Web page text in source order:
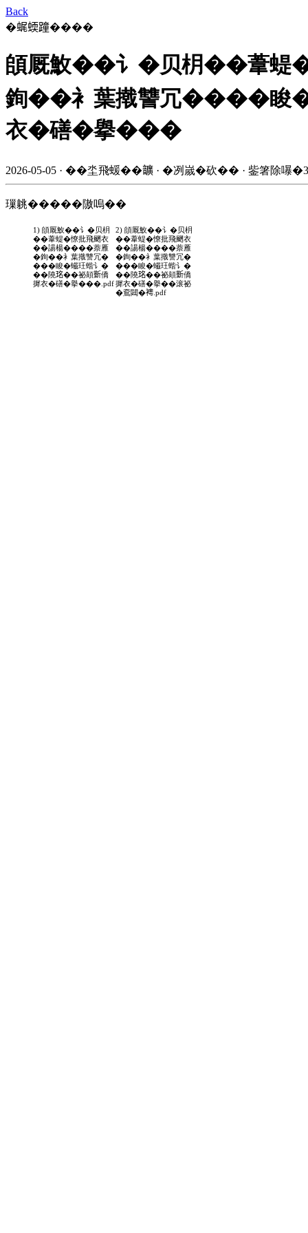
Back
�𧋦蝡蹱����
頧厩䰻��讠�贝枂��葦
銁��衤葉撠讐冗����睃
衣�磰�擧���
2026-05-05 · ��坔飛蝯��𩑈 · �冽嵗�砍�� · 鈭箸除嚗
璅䠷�����隞嗚��
1) 頧厩䰻��讠�贝枂
��葦蝭�憭批飛颲衣
��諹楊����萘雁
�銁��衤葉撠讐冗�
���睃�蠘玨蝔讠�
��隢𤥁��祕頦𣂼僑
摨衣�磰�擧���.pdf
2) 頧厩䰻��讠�贝枂
��葦蝭�憭批飛颲衣
��諹楊����萘雁
�銁��衤葉撠讐冗�
���睃�蠘玨蝔讠�
��隢𤥁��祕頦𣂼僑
摨衣�磰�擧��滚祕
�鴌閮�𧞄.pdf